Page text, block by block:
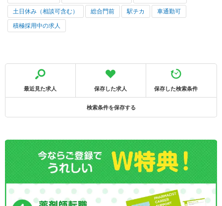
土日休み（相談可含む） 総合門前 駅チカ 車通勤可
積極採用中の求人
最近見た求人 保存した求人 保存した検索条件
検索条件を保存する